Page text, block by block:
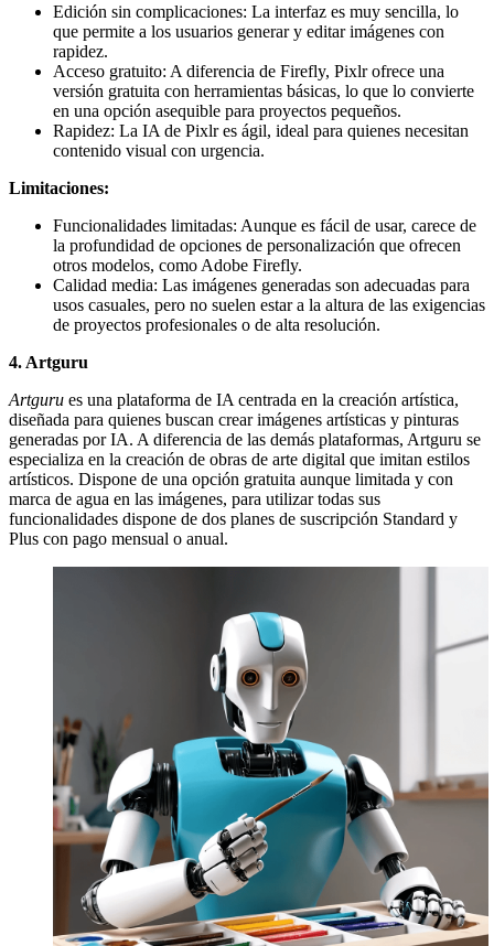
Edición sin complicaciones: La interfaz es muy sencilla, lo
que permite a los usuarios generar y editar imágenes con
rapidez.
Acceso gratuito: A diferencia de Firefly, Pixlr ofrece una
versión gratuita con herramientas básicas, lo que lo convierte
en una opción asequible para proyectos pequeños.
Rapidez: La IA de Pixlr es ágil, ideal para quienes necesitan
contenido visual con urgencia.
Limitaciones:
Funcionalidades limitadas: Aunque es fácil de usar, carece de
la profundidad de opciones de personalización que ofrecen
otros modelos, como Adobe Firefly.
Calidad media: Las imágenes generadas son adecuadas para
usos casuales, pero no suelen estar a la altura de las exigencias
de proyectos profesionales o de alta resolución.
4. Artguru
Artguru es una plataforma de IA centrada en la creación artística,
diseñada para quienes buscan crear imágenes artísticas y pinturas
generadas por IA. A diferencia de las demás plataformas, Artguru se
especializa en la creación de obras de arte digital que imitan estilos
artísticos. Dispone de una opción gratuita aunque limitada y con
marca de agua en las imágenes, para utilizar todas sus
funcionalidades dispone de dos planes de suscripción Standard y
Plus con pago mensual o anual.